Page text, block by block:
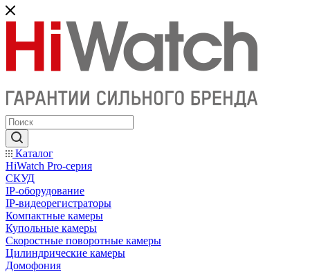
Каталог
HiWatch Pro-серия
CКУД
IP-оборудование
IP-видеорегистраторы
Компактные камеры
Купольные камеры
Скоростные поворотные камеры
Цилиндрические камеры
Домофония